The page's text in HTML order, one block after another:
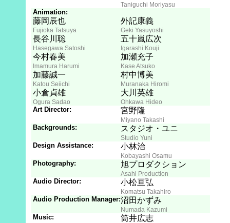
Taniguchi Moriyasu
Animation:
藤岡辰也
Fujioka Tatsuya
長谷川聡
Hasegawa Satoshi
今村春美
Imamura Harumi
加藤誠一
Katou Seiichi
小倉貞雄
Ogura Sadao
外記康義
Geki Yasuyoshi
五十嵐広次
Igarashi Kouji
加瀬充子
Kase Atsuko
村中博美
Muranaka Hiromi
大川英雄
Ohkawa Hideo
Art Director: 宮野隆
Miyano Takashi
Backgrounds: スタジオ・ユニ
Studio Yuni
Design Assistance: 小林治
Kobayashi Osamu
Photography: 旭プロダクション
Asahi Production
Audio Director: 小松亘弘
Komatsu Takahiro
Audio Production Manager:沼田かずみ
Numada Kazumi
Music: 筒井広志